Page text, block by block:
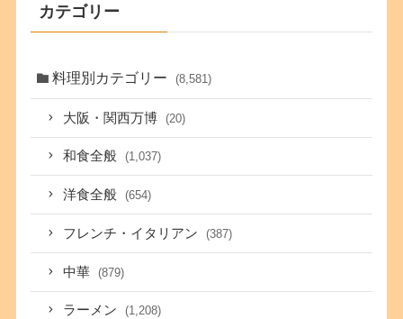
カテゴリー
料理別カテゴリー (8,581)
大阪・関西万博 (20)
和食全般 (1,037)
洋食全般 (654)
フレンチ・イタリアン (387)
中華 (879)
ラーメン (1,208)